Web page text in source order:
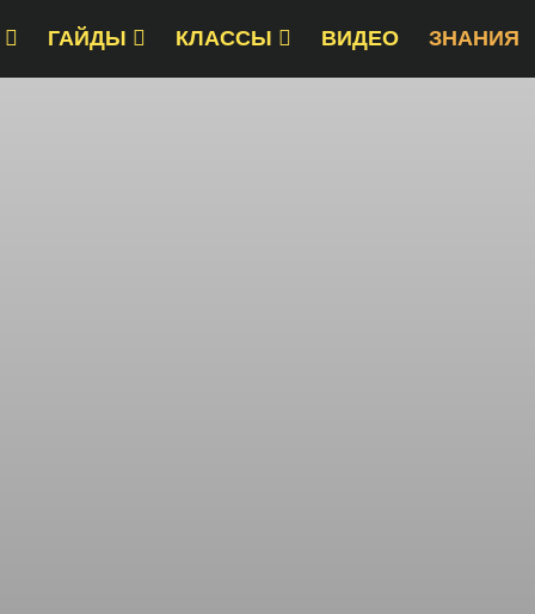
ГАЙДЫ КЛАССЫ ВИДЕО ЗНАНИЯ